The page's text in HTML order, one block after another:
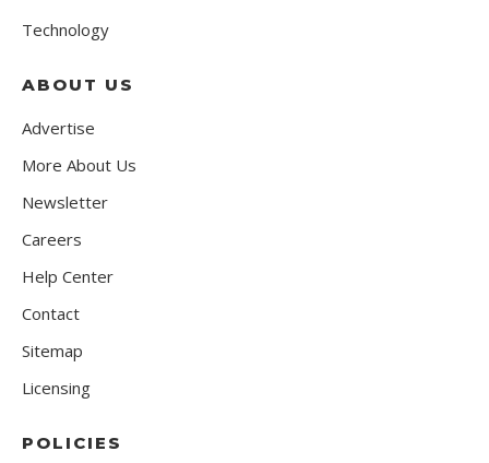
Technology
ABOUT US
Advertise
More About Us
Newsletter
Careers
Help Center
Contact
Sitemap
Licensing
POLICIES